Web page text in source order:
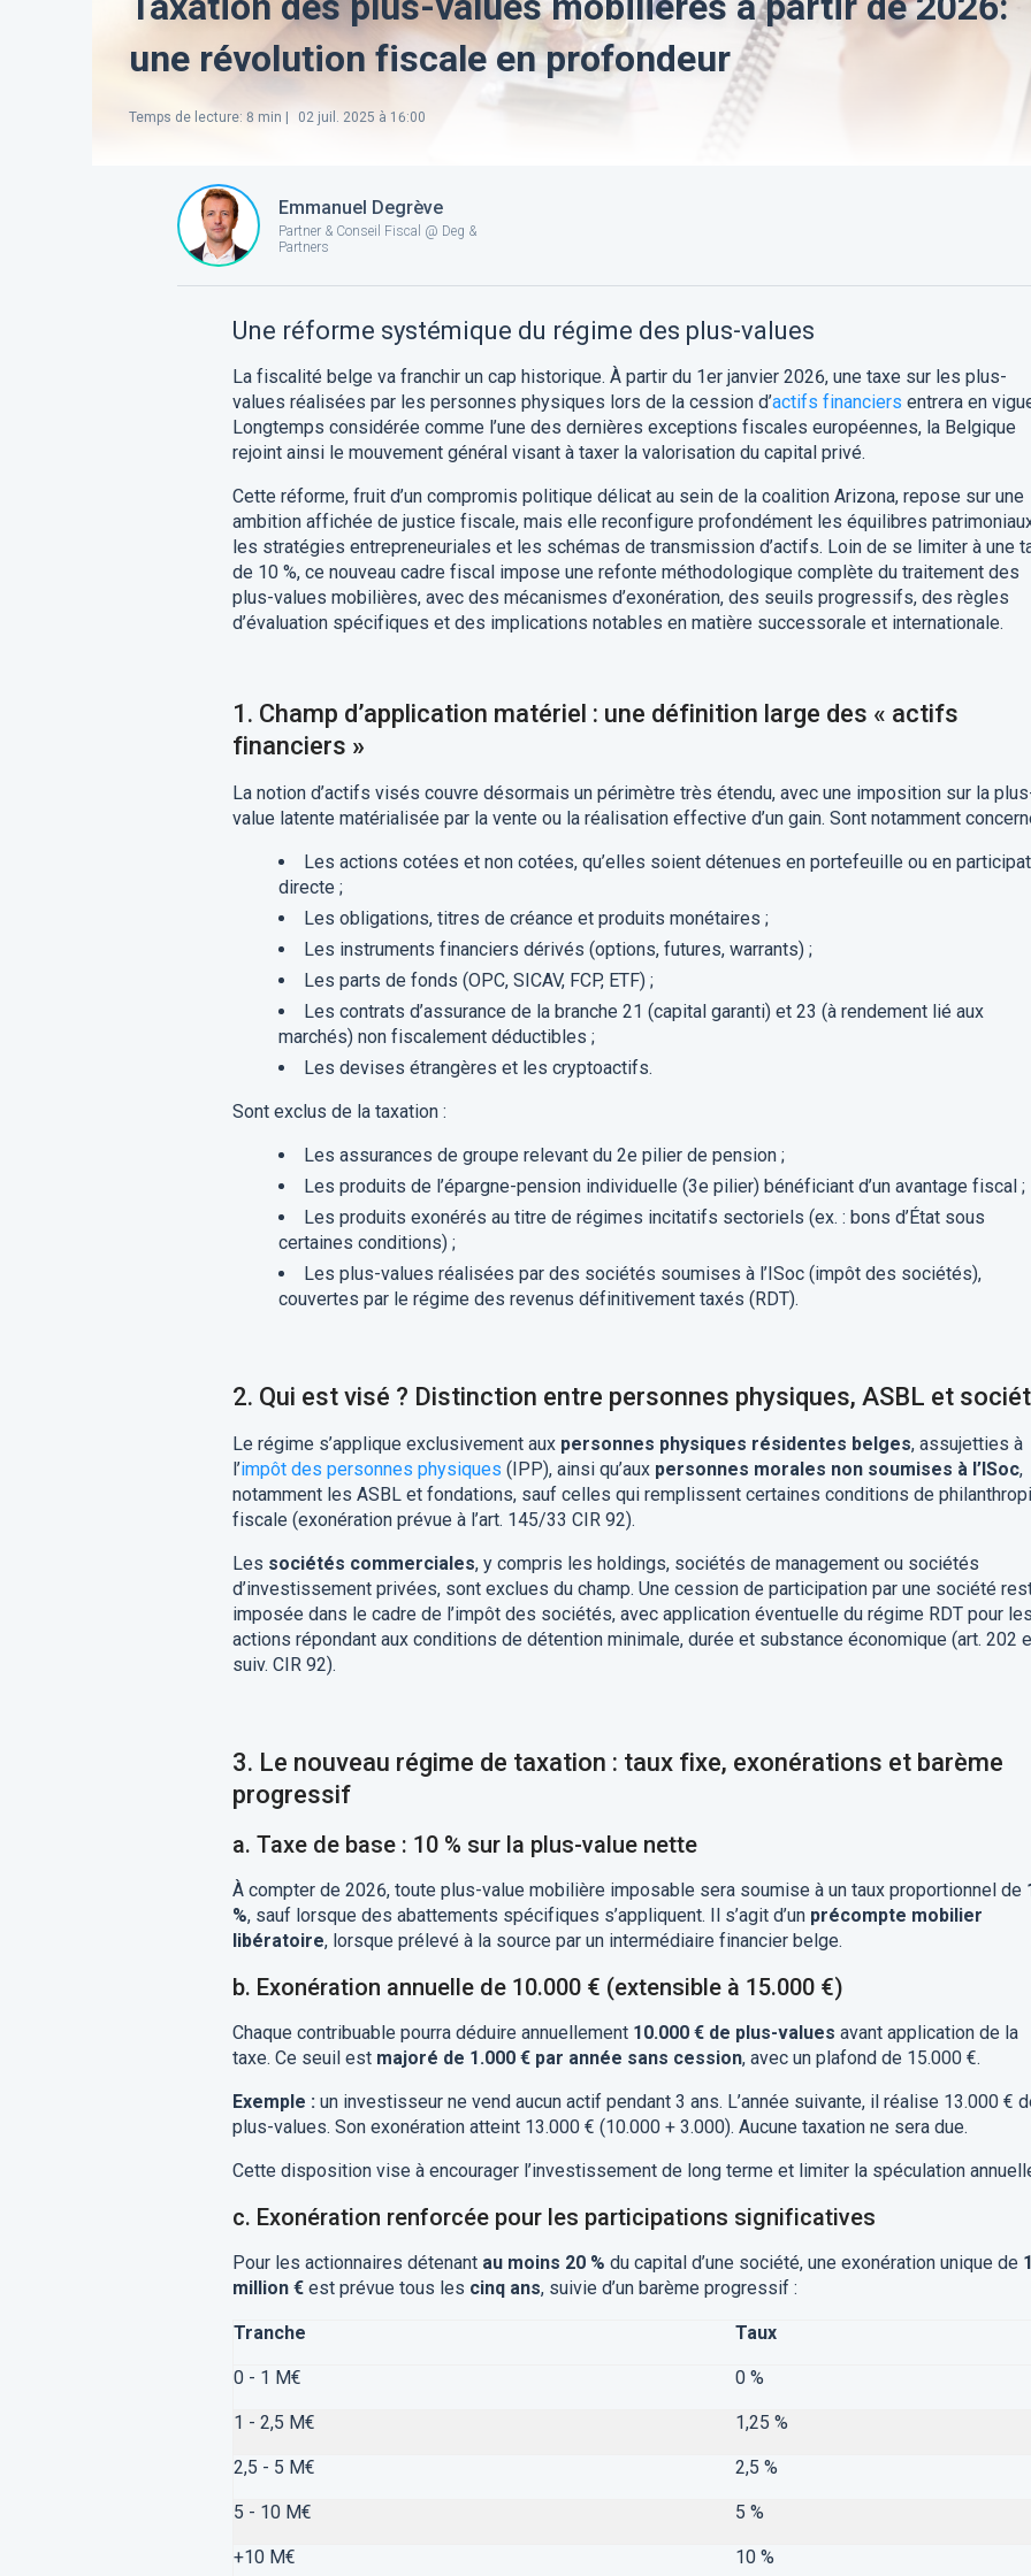
une révolution fiscale en profondeur
Temps de lecture: 8 min | 02 juil. 2025 à 16:00
Emmanuel Degrève
Partner & Conseil Fiscal @ Deg &
Partners
Une réforme systémique du régime des plus-values
La fiscalité belge va franchir un cap historique. À partir du 1er janvier 2026, une taxe sur les plus-
values réalisées par les personnes physiques lors de la cession d’actifs financiers entrera en
Longtemps considérée comme l’une des dernières exceptions fiscales européennes, la Belgique
rejoint ainsi le mouvement général visant à taxer la valorisation du capital privé.
Cette réforme, fruit d’un compromis politique délicat au sein de la coalition Arizona, repose sur une
ambition affichée de justice fiscale, mais elle reconfigure profondément les équilibres
les stratégies entrepreneuriales et les schémas de transmission d’actifs. Loin de se limiter à une
de 10 %, ce nouveau cadre fiscal impose une refonte méthodologique complète du traitement des
plus-values mobilières, avec des mécanismes d’exonération, des seuils progressifs, des règles
d’évaluation spécifiques et des implications notables en matière successorale et internationale.
1. Champ d’application matériel : une définition large des « actifs
financiers »
La notion d’actifs visés couvre désormais un périmètre très étendu, avec une imposition sur la
value latente matérialisée par la vente ou la réalisation effective d’un gain. Sont notamment
Les actions cotées et non cotées, qu’elles soient détenues en portefeuille ou en
directe ;
Les obligations, titres de créance et produits monétaires ;
Les instruments financiers dérivés (options, futures, warrants) ;
Les parts de fonds (OPC, SICAV, FCP, ETF) ;
Les contrats d’assurance de la branche 21 (capital garanti) et 23 (à rendement lié aux
marchés) non fiscalement déductibles ;
Les devises étrangères et les cryptoactifs.
Sont exclus de la taxation :
Les assurances de groupe relevant du 2e pilier de pension ;
Les produits de l’épargne-pension individuelle (3e pilier) bénéficiant d’un avantage fiscal ;
Les produits exonérés au titre de régimes incitatifs sectoriels (ex. : bons d’État sous
certaines conditions) ;
Les plus-values réalisées par des sociétés soumises à l’ISoc (impôt des sociétés),
couvertes par le régime des revenus définitivement taxés (RDT).
2. Qui est visé ? Distinction entre personnes physiques, ASBL et
Le régime s’applique exclusivement aux personnes physiques résidentes belges, assujetties à
l’impôt des personnes physiques (IPP), ainsi qu’aux personnes morales non soumises à l’ISoc,
notamment les ASBL et fondations, sauf celles qui remplissent certaines conditions de
fiscale (exonération prévue à l’art. 145/33 CIR 92).
Les sociétés commerciales, y compris les holdings, sociétés de management ou sociétés
d’investissement privées, sont exclues du champ. Une cession de participation par une société
imposée dans le cadre de l’impôt des sociétés, avec application éventuelle du régime RDT pour les
actions répondant aux conditions de détention minimale, durée et substance économique (art. 202
suiv. CIR 92).
3. Le nouveau régime de taxation : taux fixe, exonérations et barème
progressif
a. Taxe de base : 10 % sur la plus-value nette
À compter de 2026, toute plus-value mobilière imposable sera soumise à un taux proportionnel de
%, sauf lorsque des abattements spécifiques s’appliquent. Il s’agit d’un précompte mobilier
libératoire, lorsque prélevé à la source par un intermédiaire financier belge.
b. Exonération annuelle de 10.000 € (extensible à 15.000 €)
Chaque contribuable pourra déduire annuellement 10.000 € de plus-values avant application de la
taxe. Ce seuil est majoré de 1.000 € par année sans cession, avec un plafond de 15.000 €.
Exemple :un investisseur ne vend aucun actif pendant 3 ans. L’année suivante, il réalise 13.000 €
plus-values. Son exonération atteint 13.000 € (10.000 + 3.000). Aucune taxation ne sera due.
Cette disposition vise à encourager l’investissement de long terme et limiter la spéculation
c. Exonération renforcée pour les participations significatives
Pour les actionnaires détenant au moins 20 % du capital d’une société, une exonération unique de 1
million €est prévue tous les cinq ans, suivie d’un barème progressif :
Tranche Taux
0 - 1 M€ 0 %
1 - 2,5 M€ 1,25 %
2,5 - 5 M€ 2,5 %
5 - 10 M€ 5 %
+10 M€ 10 %